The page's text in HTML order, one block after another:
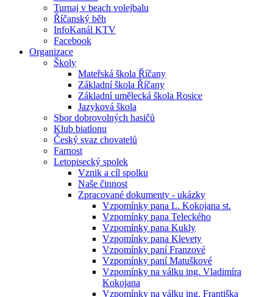
Turnaj v beach volejbalu
Říčanský běh
InfoKanál KTV
Facebook
Organizace
Školy
Mateřská škola Říčany
Základní škola Říčany
Základní umělecká škola Rosice
Jazyková škola
Sbor dobrovolných hasičů
Klub biatlonu
Český svaz chovatelů
Farnost
Letopisecký spolek
Vznik a cíl spolku
Naše činnost
Zpracované dokumenty - ukázky
Vzpomínky pana L. Kokojana st.
Vzpomínky pana Teleckého
Vzpomínky pana Kukly
Vzpomínky pana Klevety
Vzpomínky paní Franzové
Vzpomínky paní Matuškové
Vzpomínky na válku ing. Vladimíra
Kokojana
Vzpomínky na válku ing. Františka